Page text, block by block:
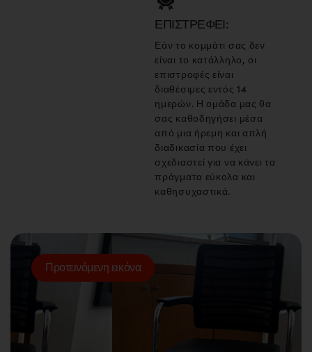
ΕΠΙΣΤΡΈΦΕΙ:
Εάν το κομμάτι σας δεν
είναι το κατάλληλο, οι
επιστροφές είναι
διαθέσιμες εντός 14
ημερών. Η ομάδα μας θα
σας καθοδηγήσει μέσα
από μια ήρεμη και απλή
διαδικασία που έχει
σχεδιαστεί για να κάνει τα
πράγματα εύκολα και
καθησυχαστικά.
Προτεινόμενη εικόνα